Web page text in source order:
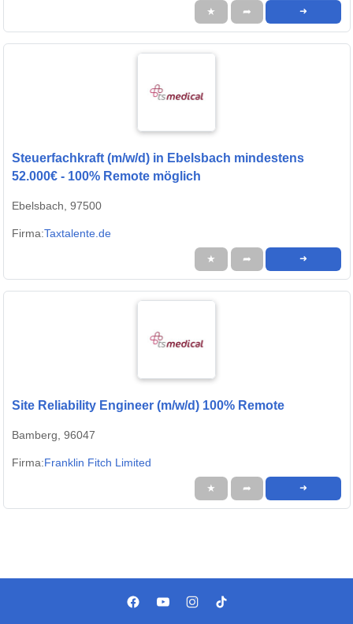
★ ➦ ➜
Steuerfachkraft (m/w/d) in Ebelsbach mindestens
52.000€ - 100% Remote möglich
Ebelsbach, 97500
Firma:Taxtalente.de
★ ➦ ➜
Site Reliability Engineer (m/w/d) 100% Remote
Bamberg, 96047
Firma:Franklin Fitch Limited
★ ➦ ➜